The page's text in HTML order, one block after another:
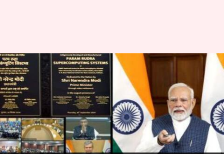
PM Modi:మూడు పరమ రుద్ర
సూపర్‌కంప్యూటింగ్ సిస్టమ్‌లను
ఆవిష్కరించిన ప్రధాని నరేంద్ర మోదీ
వ్రాసిన వారు Sirish Praharaju Sep 27, 2024 10:50 am
ఈ వార్తాకథనం ఏంటి